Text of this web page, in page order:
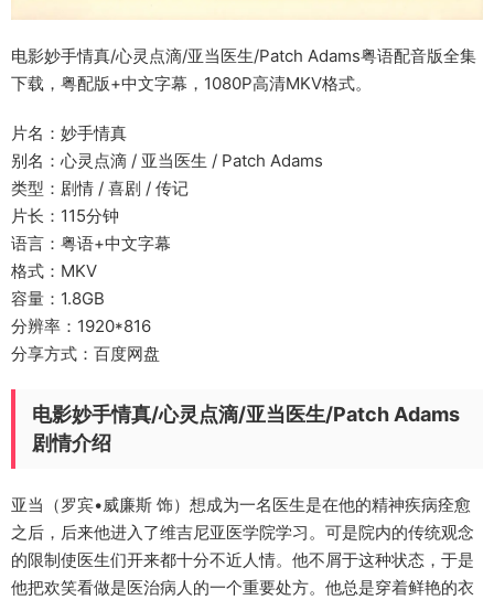
电影妙手情真/心灵点滴/亚当医生/Patch Adams粤语配音版全集
下载，粤配版+中文字幕，1080P高清MKV格式。
片名：妙手情真
别名：心灵点滴 / 亚当医生 / Patch Adams
类型：剧情 / 喜剧 / 传记
片长：115分钟
语言：粤语+中文字幕
格式：MKV
容量：1.8GB
分辨率：1920*816
分享方式：百度网盘
电影妙手情真/心灵点滴/亚当医生/Patch Adams
剧情介绍
亚当（罗宾•威廉斯 饰）想成为一名医生是在他的精神疾病痊愈
之后，后来他进入了维吉尼亚医学院学习。可是院内的传统观念
的限制使医生们开来都十分不近人情。他不屑于这种状态，于是
他把欢笑看做是医治病人的一个重要处方。他总是穿着鲜艳的衣